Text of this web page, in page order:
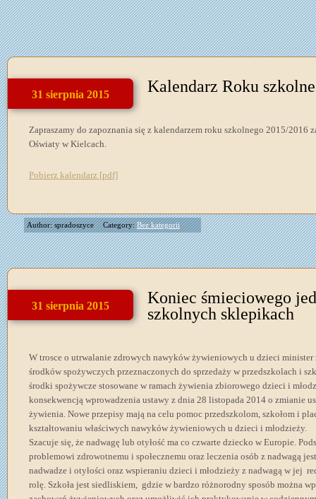
31 sierpnia 2015 Kalendarz Roku
Zapraszamy do zapoznania się z kalendarzem roku szkolnego 2015/2016
Oświaty w Kielcach.
Pobierz kalendarz [pdf]
Author: spradoszyce Category:Bez kategorii
31 sierpnia 2015
Koniec śmieciowego
szkolnych sklepikach
W trosce o utrwalanie zdrowych nawyków żywieniowych u dzieci minister
środków spożywczych przeznaczonych do sprzedaży w przedszkolach i
środki spożywcze stosowane w ramach żywienia zbiorowego dzieci i
konsekwencją wprowadzenia ustawy z dnia 28 listopada 2014 o zmianie
żywienia. Nowe przepisy mają na celu pomoc przedszkolom, szkołom i
kształtowaniu właściwych nawyków żywieniowych u dzieci i młodzieży.
Szacuje się, że nadwagę lub otyłość ma co czwarte dziecko w Europie.
problemowi zdrowotnemu i społecznemu oraz leczenia osób z nadwagą
nadwadze i otyłości oraz wspieraniu dzieci i młodzieży z nadwagą w jej
rolę. Szkoła jest siedliskiem, gdzie w bardzo różnorodny sposób można